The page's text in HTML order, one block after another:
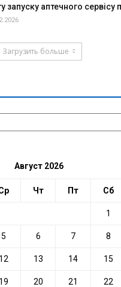
запуску аптечного сервісу
Загрузить больше
Август 2026
Чт Пт Сб
1
5 6 7 8
12 13 14 15
19 20 21 22